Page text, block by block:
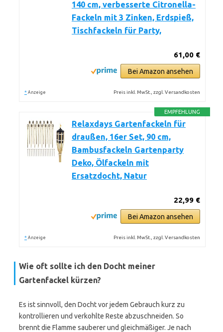
140 cm, verbesserte Citronella-
Fackeln mit 3 Zinken, Erdspieß,
Tischfackeln für Party,
61,00 €
Bei Amazon ansehen
* Anzeige Preis inkl. MwSt., zzgl. Versandkosten
EMPFEHLUNG
Relaxdays Gartenfackeln für
draußen, 16er Set, 90 cm,
Bambusfackeln Gartenparty
Deko, Ölfackeln mit
Ersatzdocht, Natur
22,99 €
Bei Amazon ansehen
* Anzeige Preis inkl. MwSt., zzgl. Versandkosten
Wie oft sollte ich den Docht meiner
Gartenfackel kürzen?
Es ist sinnvoll, den Docht vor jedem Gebrauch kurz zu
kontrollieren und verkohlte Reste abzuschneiden. So
brennt die Flamme sauberer und gleichmäßiger. Je nach